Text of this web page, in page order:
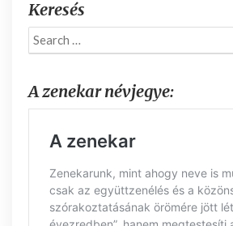
Keresés
Search
for:
A zenekar névjegye: